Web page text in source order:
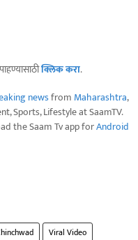
क्लिक करा.
newsfrom Maharashtra,
Sports, Lifestyle at SaamTV.
the Saam Tv app forAndroid
Viral Video